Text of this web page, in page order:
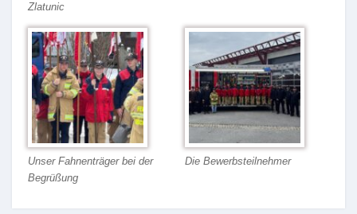
Zlatunic
Unser Fahnenträger bei der
Begrüßung
Die Bewerbsteilnehmer